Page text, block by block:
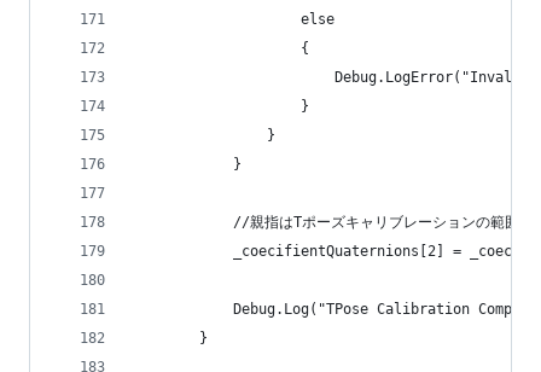
                    else
                    {
Debug.LogError("Invalid
                    }
                }
            }
//親指はTポーズキャリブレーションの範囲
_coecifientQuaternions[2] =
Debug.Log("TPose Calibration
        }